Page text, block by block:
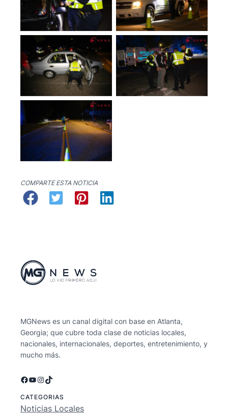
No Caption No Caption
No Caption
COMPARTE ESTA NOTICIA
MGNews es un canal digital con base en Atlanta,
Georgia; que cubre toda clase de noticias locales,
nacionales, internacionales, deportes, entretenimiento, y
mucho más.
Facebook
YouTube
Instagram
TikTok
CATEGORIAS
Noticias Locales